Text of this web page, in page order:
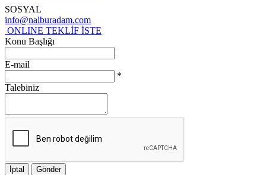
SOSYAL
info@nalburadam.com
ONLINE TEKLİF İSTE
Konu Başlığı
E-mail
*
Talebiniz
İptal Gönder